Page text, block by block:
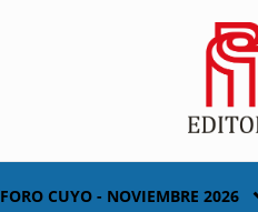
FORO CUYO - NOVIEMBRE 2026